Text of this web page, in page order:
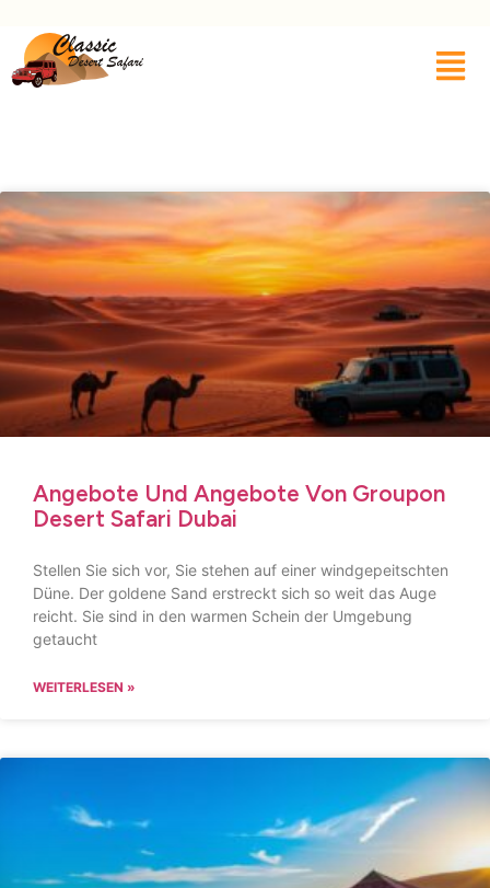
Angebote Und Angebote Von Groupon
Desert Safari Dubai
Stellen Sie sich vor, Sie stehen auf einer windgepeitschten
Düne. Der goldene Sand erstreckt sich so weit das Auge
reicht. Sie sind in den warmen Schein der Umgebung
getaucht
WEITERLESEN »